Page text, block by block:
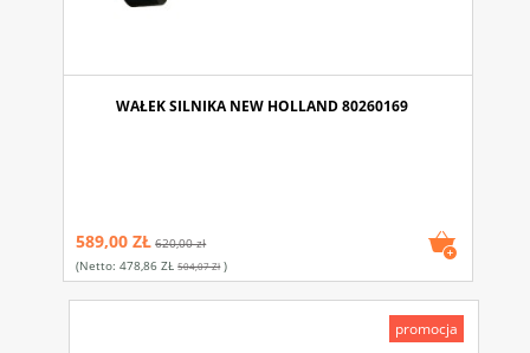
WAŁEK SILNIKA NEW HOLLAND 80260169
589,00 ZŁ 620,00 zł
(netto:478,86 ZŁ 504,07 Zł)
promocja